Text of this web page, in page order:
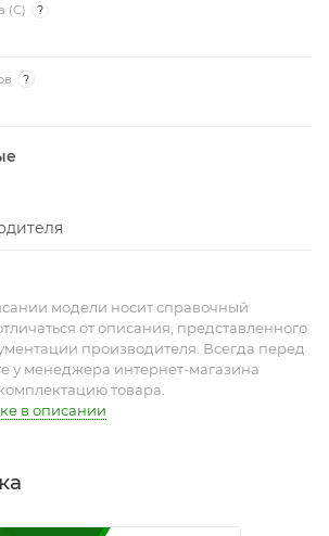
(C) ?
?
модели носит справочный
от описания, представленного
производителя. Всегда перед
у менеджера интернет-магазина
товара.
в описании